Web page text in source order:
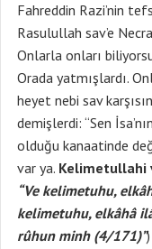
Fahreddin Razi’nin
Rasulullah sav’e
Onlarla onları
Orada yatmışlardı.
heyet nebi sav
demişlerdi: “Sen
olduğu kanaatinde
var ya. Kelimetullahi
“Ve kelimetuhu,
kelimetuhu, elkâhâ
rûhun minh (4/171)”)